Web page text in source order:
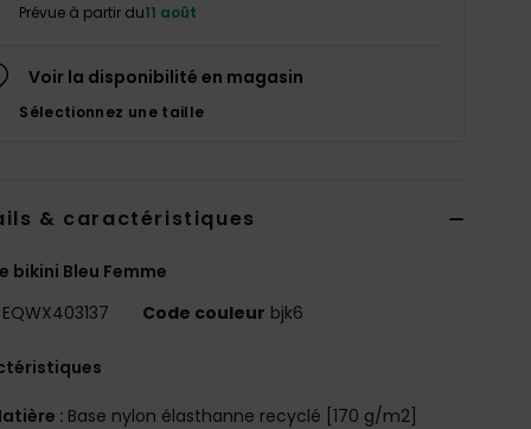
Prévue à partir du11 août
Voir la disponibilité en magasin
Sélectionnez une taille
& caractéristiques
bikini Bleu Femme
EQWX403137 Code couleur bjk6
: Base nylon élasthanne recyclé [170 g/m2]